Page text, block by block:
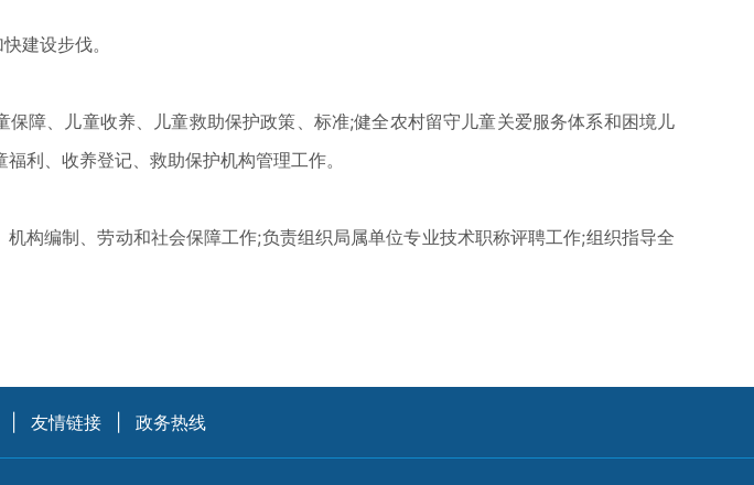
建设步伐。
、儿童收养、儿童救助保护政策、标准;健全农村留守儿童关爱服务体系和困境儿
利、收养登记、救助保护机构管理工作。
编制、劳动和社会保障工作;负责组织局属单位专业技术职称评聘工作;组织指导全
友情链接 政务热线